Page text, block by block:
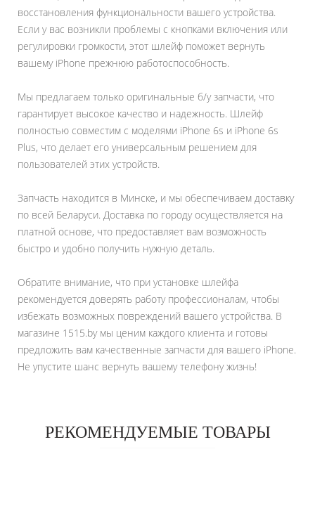
восстановления функциональности вашего устройства.
Если у вас возникли проблемы с кнопками включения или
регулировки громкости, этот шлейф поможет вернуть
вашему iPhone прежнюю работоспособность.
Мы предлагаем только оригинальные б/у запчасти, что
гарантирует высокое качество и надежность. Шлейф
полностью совместим с моделями iPhone 6s и iPhone 6s
Plus, что делает его универсальным решением для
пользователей этих устройств.
Запчасть находится в Минске, и мы обеспечиваем доставку
по всей Беларуси. Доставка по городу осуществляется на
платной основе, что предоставляет вам возможность
быстро и удобно получить нужную деталь.
Обратите внимание, что при установке шлейфа
рекомендуется доверять работу профессионалам, чтобы
избежать возможных повреждений вашего устройства. В
магазине 1515.by мы ценим каждого клиента и готовы
предложить вам качественные запчасти для вашего iPhone.
Не упустите шанс вернуть вашему телефону жизнь!
РЕКОМЕНДУЕМЫЕ ТОВАРЫ